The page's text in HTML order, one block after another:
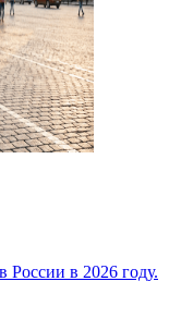
России в 2026 году.